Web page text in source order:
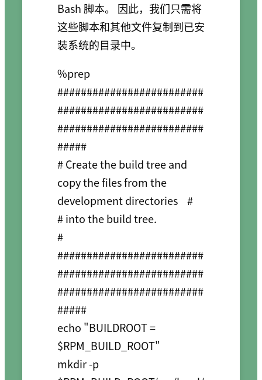
Bash 脚本。 因此，我们只需将
这些脚本和其他文件复制到已安
装系统的目录中。
%prep
#########################
#########################
#########################
#####
# Create the build tree and
copy the files from the
development directories    #
# into the build tree.
#
#########################
#########################
#########################
#####
echo "BUILDROOT =
$RPM_BUILD_ROOT"
mkdir -p